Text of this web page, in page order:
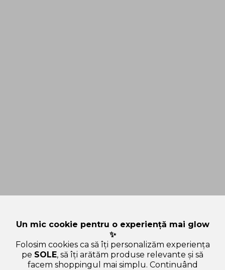
Un mic cookie pentru o experiență mai glow
✨
Folosim cookies ca să îți personalizăm experiența
pe SOLE, să îți arătăm produse relevante și să
facem shoppingul mai simplu. Continuând